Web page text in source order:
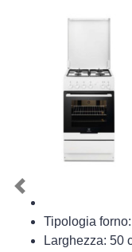
Tipologia
Larghezza: 50
Previous